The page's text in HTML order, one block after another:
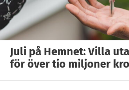
Juli på Hemnet: Villa
för över tio miljoner